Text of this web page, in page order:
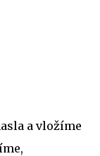
a vložíme